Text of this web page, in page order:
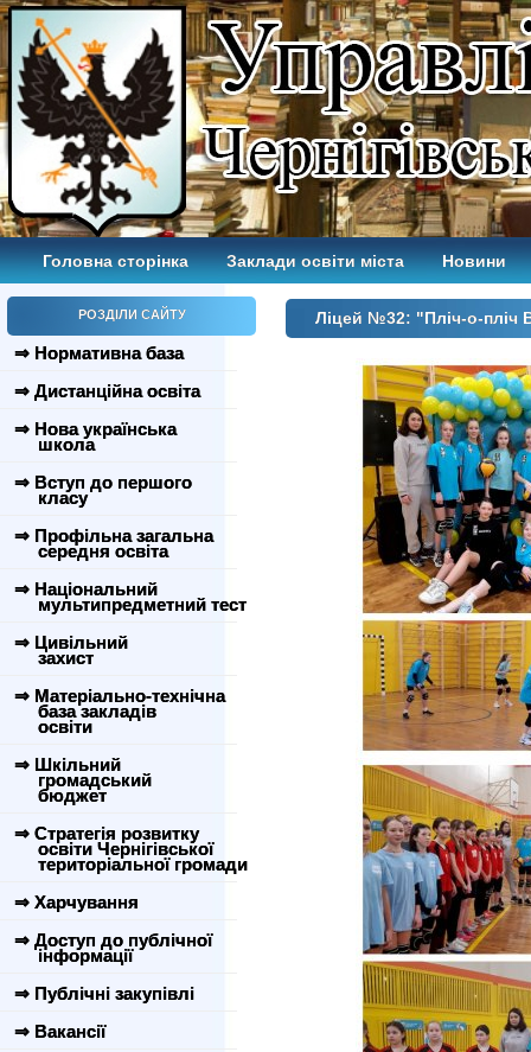
Головна сторінка Заклади освіти міста Новини
РОЗДІЛИ САЙТУ
⇒ Нормативна база
⇒ Дистанційна освіта
⇒ Нова українська
школа
⇒ Вступ до першого
класу
⇒ Профільна загальна
середня освіта
⇒ Національний
мультипредметний тест
⇒ Цивільний
захист
⇒ Матеріально-технічна
база закладів
освіти
⇒ Шкільний
громадський
бюджет
⇒ Стратегія розвитку
освіти Чернігівської
територіальної громади
⇒ Харчування
⇒ Доступ до публічної
інформації
⇒ Публічні закупівлі
⇒ Вакансії
Ліцей №32: "Пліч-о-пліч